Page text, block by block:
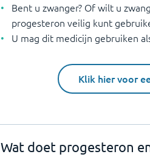
Bent u zwanger? Of wilt u
progesteron veilig kunt
U mag dit medicijn gebruiken
Klik hier voor
Wat doet progesteron